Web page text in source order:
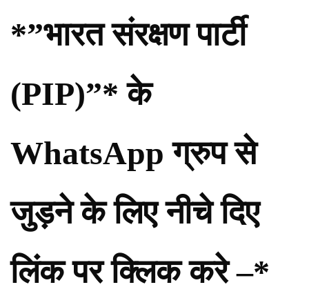
*”भारत संरक्षण पार्टी
(PIP)”* के
WhatsApp ग्रुप से
जुड़ने के लिए नीचे दिए
लिंक पर क्लिक करे –*